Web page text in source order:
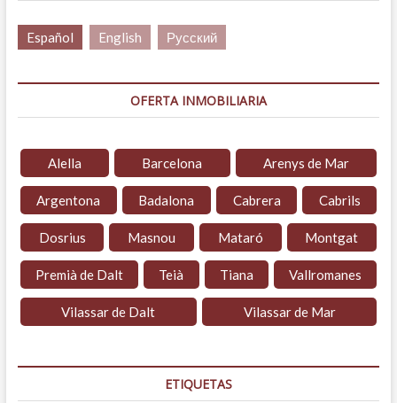
Español English Русский
OFERTA INMOBILIARIA
Alella Barcelona Arenys de Mar
Argentona Badalona Cabrera Cabrils
Dosrius Masnou Mataró Montgat
Premià de Dalt Teià Tiana Vallromanes
Vilassar de Dalt Vilassar de Mar
ETIQUETAS